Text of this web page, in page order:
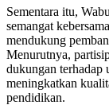
Sementara itu,
semangat
mendukung
Menurutnya,
dukungan terhadap
meningkatkan
pendidikan.